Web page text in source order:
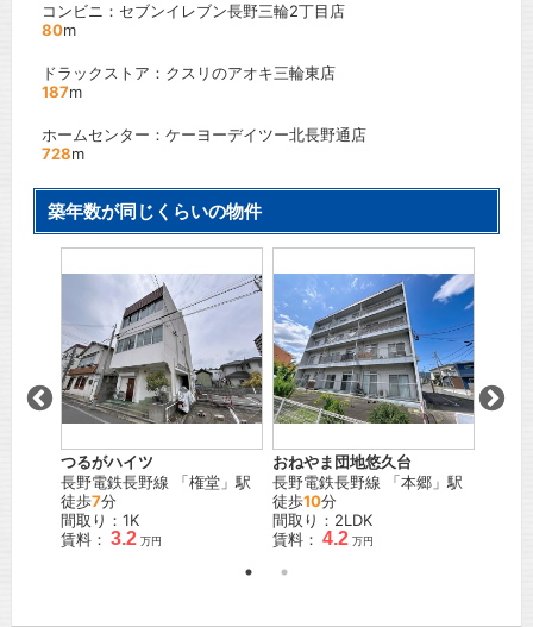
コンビニ：セブンイレブン長野三輪2丁目店
80m
ドラックストア：クスリのアオキ三輪東店
187m
ホームセンター：ケーヨーデイツー北長野通店
728m
築年数が同じくらいの物件
つるがハイツ
長野電鉄長野線 「権堂 」駅
徒歩7分
間取り：1K
賃料： 3.2 万円
おねやま団地悠久台
長野電鉄長野線 「本郷 」駅
徒歩10分
間取り：2LDK
賃料： 4.2 万円